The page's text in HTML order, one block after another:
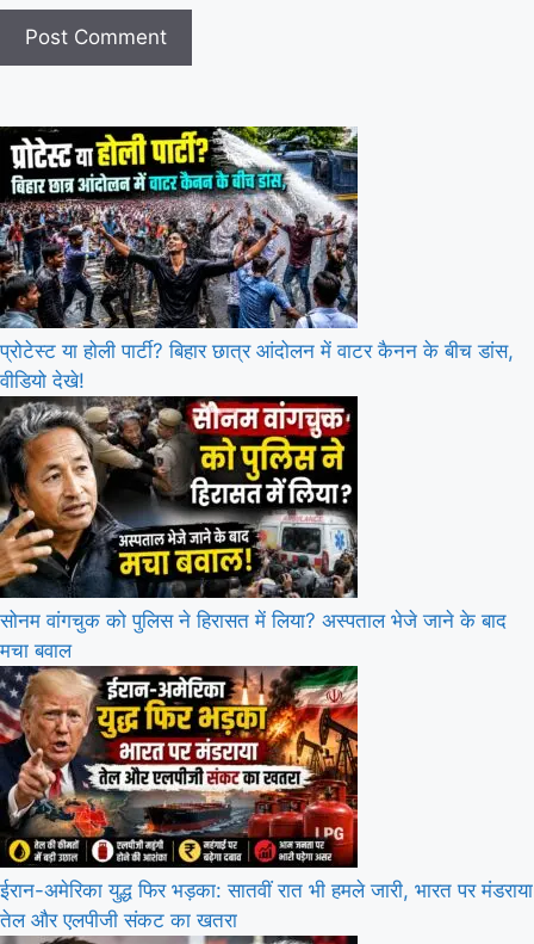
प्रोटेस्ट या होली पार्टी? बिहार छात्र आंदोलन में वाटर कैनन के बीच डांस,
वीडियो देखे!
सोनम वांगचुक को पुलिस ने हिरासत में लिया? अस्पताल भेजे जाने के बाद
मचा बवाल
ईरान-अमेरिका युद्ध फिर भड़का: सातवीं रात भी हमले जारी, भारत पर मंडराया
तेल और एलपीजी संकट का खतरा